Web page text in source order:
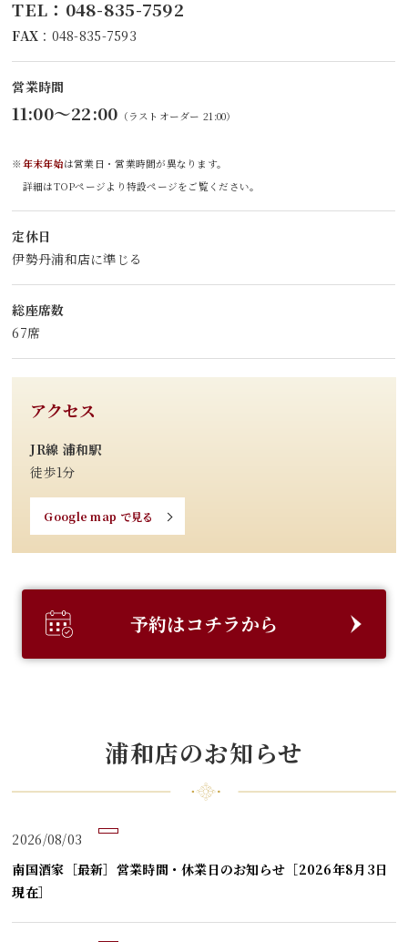
TEL ： 048-835-7592
FAX ：048-835-7593
営業時間
11:00〜22:00 （ラストオーダー 21:00）
※ 年末年始は営業日・営業時間が異なります。
詳細はTOPページより特設ページをご覧ください。
定休日
伊勢丹浦和店に準じる
総座席数
67席
アクセス
JR線 浦和駅
徒歩1分
Google map で見る
予約はコチラから
浦和店のお知らせ
2026/08/03
南国酒家［最新］営業時間・休業日のお知らせ［2026年8月3日
現在］